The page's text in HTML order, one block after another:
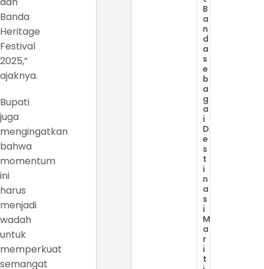
Banda
Heritage
Festival
2025,”
ajaknya.
Bupati
juga
mengingatkan
bahwa
momentum
ini
harus
menjadi
wadah
untuk
memperkuat
semangat
B
a
n
d
a
s
e
b
a
g
a
i
D
e
s
t
i
n
a
s
i
M
a
r
i
t